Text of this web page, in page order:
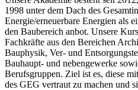
1998 unter dem Dach des
Energie/erneuerbare Energien als
den Baubereich anbot. Unsere
Fachkräfte aus den Bereichen
Bauphysik, Ver- und
Bauhaupt- und nebengewerke
Berufsgruppen. Ziel ist es, diese
des GEG vertraut zu machen und